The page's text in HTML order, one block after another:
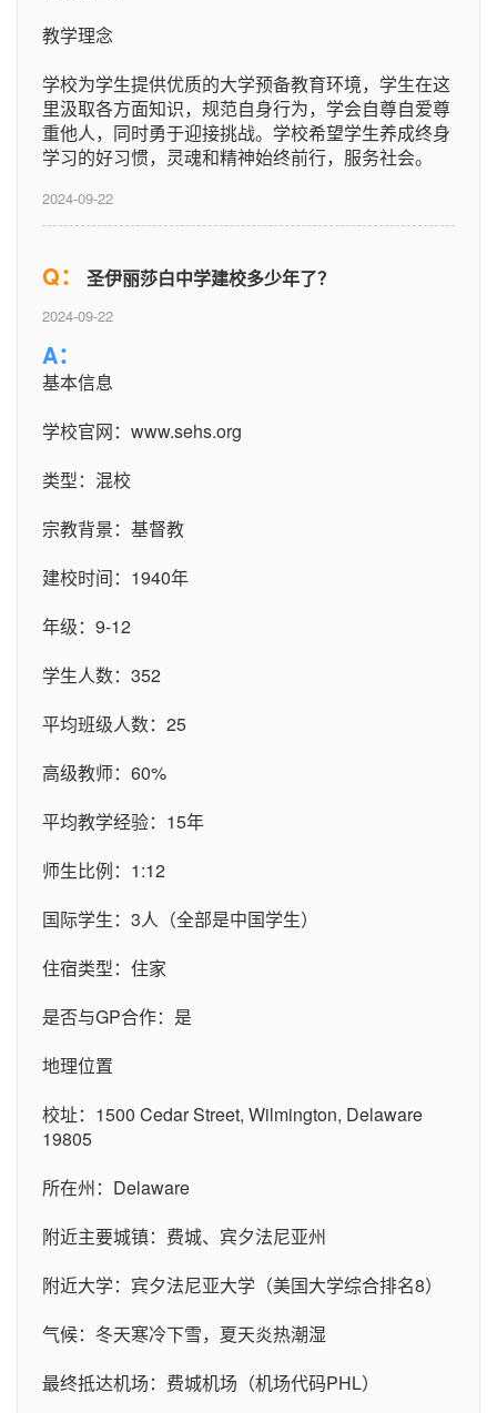
教学理念
学校为学生提供优质的大学预备教育环境，学生在这
里汲取各方面知识，规范自身行为，学会自尊自爱尊
重他人，同时勇于迎接挑战。学校希望学生养成终身
学习的好习惯，灵魂和精神始终前行，服务社会。
2024-09-22
Q： 圣伊丽莎白中学建校多少年了？
2024-09-22
A：
基本信息
学校官网： www.sehs.org
类型：混校
宗教背景：基督教
建校时间：1940年
年级：9-12
学生人数：352
平均班级人数：25
高级教师：60%
平均教学经验：15年
师生比例：1:12
国际学生：3人（全部是中国学生）
住宿类型：住家
是否与GP合作：是
地理位置
校址：1500 Cedar Street, Wilmington, Delaware
19805
所在州：Delaware
附近主要城镇：费城、宾夕法尼亚州
附近大学：宾夕法尼亚大学（美国大学综合排名8）
气候：冬天寒冷下雪，夏天炎热潮湿
最终抵达机场：费城机场（机场代码PHL）